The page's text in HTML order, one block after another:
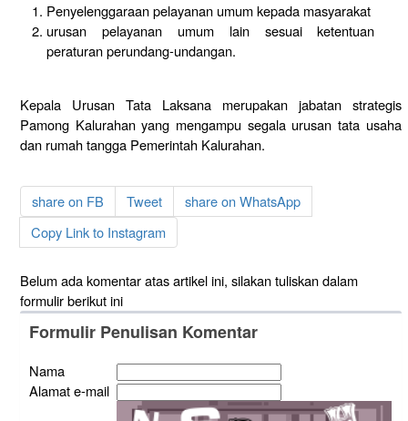
Penyelenggaraan pelayanan umum kepada masyarakat
urusan pelayanan umum lain sesuai ketentuan
peraturan perundang-undangan.
Kepala Urusan Tata Laksana merupakan jabatan strategis
Pamong Kalurahan yang mengampu segala urusan tata usaha
dan rumah tangga Pemerintah Kalurahan.
share on FB Tweet
share on WhatsApp
Copy Link to Instagram
Belum ada komentar atas artikel ini, silakan tuliskan dalam
formulir berikut ini
Formulir Penulisan Komentar
Nama
Alamat e-mail